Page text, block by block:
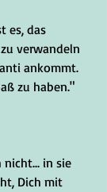
es, das
verwandeln
ankommt.
zu haben."
nicht... in sie
Dich mit